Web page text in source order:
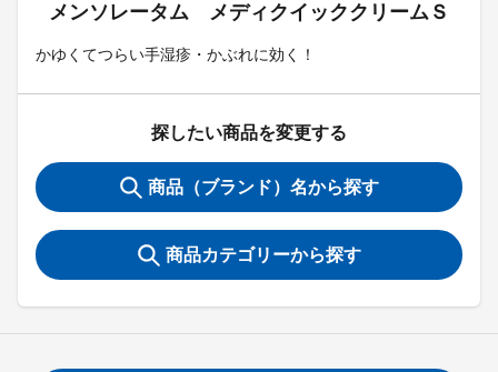
メンソレータム メディクイッククリームＳ
かゆくてつらい手湿疹・かぶれに効く！
探したい商品を変更する
商品（ブランド）名から探す
商品カテゴリーから探す